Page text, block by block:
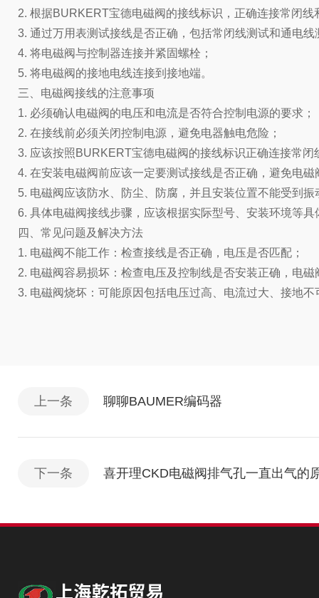
2. 根据BURKERT宝德电磁阀的接线标识，正确连接常闭线
3. 通过万用表测试接线是否正确，包括常闭线测试和通电线
4. 将电磁阀与控制器连接并紧固螺栓；
5. 将电磁阀的接地电线连接到接地端。
三、电磁阀接线的注意事项
1. 必须确认电磁阀的电压和电流是否符合控制电源的要求；
2. 在接线前必须关闭控制电源，避免电器触电危险；
3. 应该按照BURKERT宝德电磁阀的接线标识正确连接常闭
4. 在安装电磁阀前应该一定要测试接线是否正确，避免电磁
5. 电磁阀应该防水、防尘、防腐，并且安装位置不能受到
6. 具体电磁阀接线步骤，应该根据实际型号、安装环境等
四、常见问题及解决方法
1. 电磁阀不能工作：检查接线是否正确，电压是否匹配；
2. 电磁阀容易损坏：检查电压及控制线是否安装正确，电
3. 电磁阀烧坏：可能原因包括电压过高、电流过大、接地不
上一条 聊聊BAUMER编码器
下一条 喜开理CKD电磁阀排气孔一直出气的